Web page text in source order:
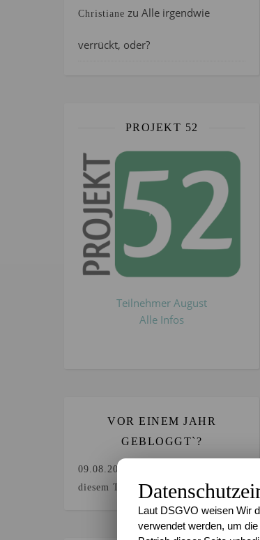
Christiane zu Alle irgendwie
verrückt, oder?
PROJEKT 52
Teilnehmer August
Alle Infos
VOR EINEM JAHR
GEBLOGGT`?
09.08.2025
diesem Tag.
Laut DSGVO weisen Wir
verwendet werden, um